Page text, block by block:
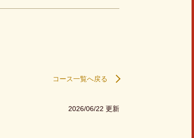
コース一覧へ戻る
2026/06/22 更新